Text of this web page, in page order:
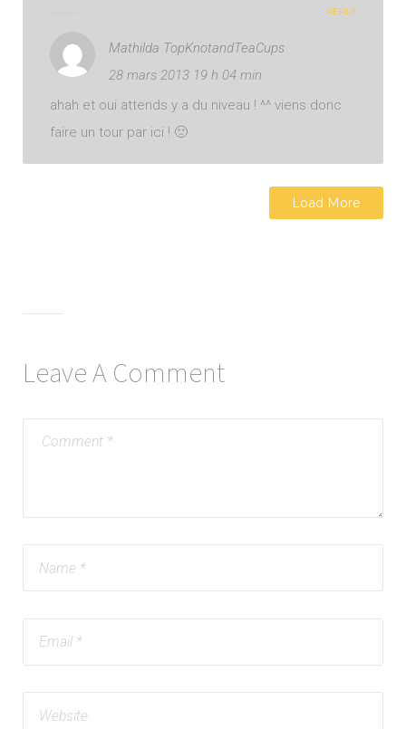
Mathilda TopKnotandTeaCups
28 mars 2013 19 h 04 min
ahah et oui attends y a du niveau ! ^^ viens donc
faire un tour par ici ! 🙂
REPLY
Load More
Leave A Comment